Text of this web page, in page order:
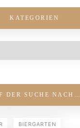
KATEGORIEN
DER SUCHE NACH…
BIERGARTEN